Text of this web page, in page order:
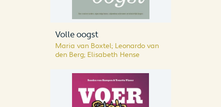
Volle oogst
Maria van Boxtel; Leonardo van
den Berg; Elisabeth Hense